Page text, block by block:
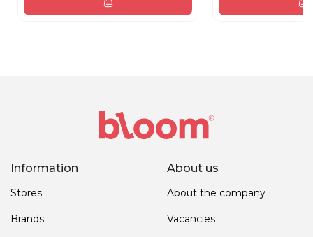
Information
Stores
Brands
About us
About the company
Vacancies